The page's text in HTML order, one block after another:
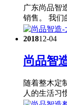
广东尚品智
销售。 我们
201812-04
尚品智
随着整木定
人的生活习